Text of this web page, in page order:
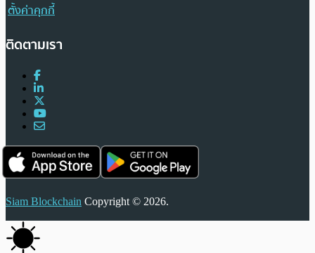
ตั้งค่าคุกกี้
ติดตามเรา
Siam Blockchain Copyright © 2026.